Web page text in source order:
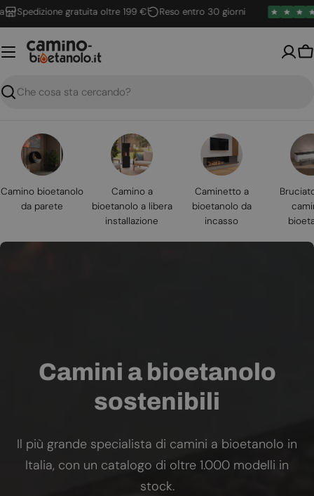
Vai
al
contenuto
gratuita oltre 199 € Reso entro 30 giorni
Ricerca
Camino bioetanolo
da parete
Camino a
bioetanolo a libera
installazione
Caminetto a
bioetanolo da
incasso
Camini a bioetanolo
sostenibili
Il più grande specialista di camini a bioetanolo in
Italia, con un catalogo di oltre 1.000 modelli in
stock.